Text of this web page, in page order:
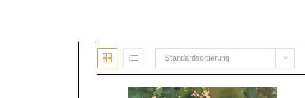
Standardsortierung